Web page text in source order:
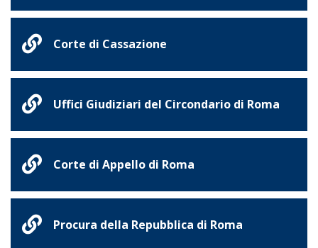
Corte di Cassazione
Uffici Giudiziari del Circondario di Roma
Corte di Appello di Roma
Procura della Repubblica di Roma